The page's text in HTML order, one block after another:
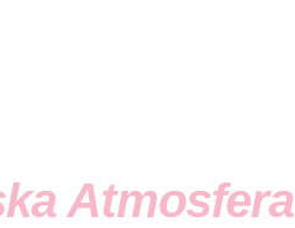
Atmosfera